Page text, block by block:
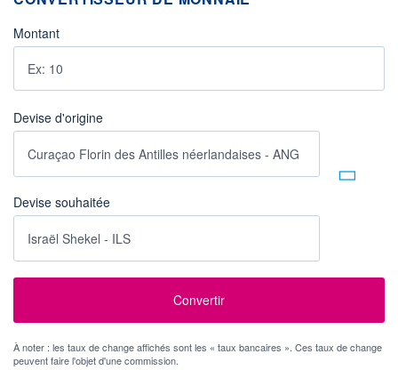
Montant
Devise d'origine
Devise souhaitée
À noter : les taux de change affichés sont les « taux bancaires ». Ces taux de change
peuvent faire l'objet d'une commission.